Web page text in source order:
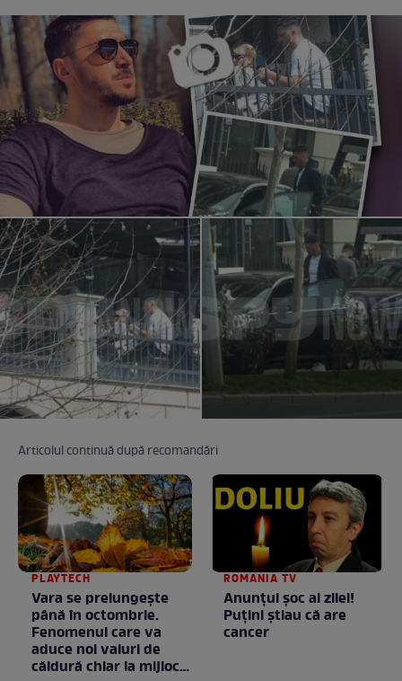
Articolul continuă după recomandări
PLAYTECH
Vara se prelungeşte
până în octombrie.
Fenomenul care va
aduce noi valuri de
căldură chiar la mijlocul
ROMANIA TV
Anunţul şoc al zilei!
Puţini ştiau că are
cancer